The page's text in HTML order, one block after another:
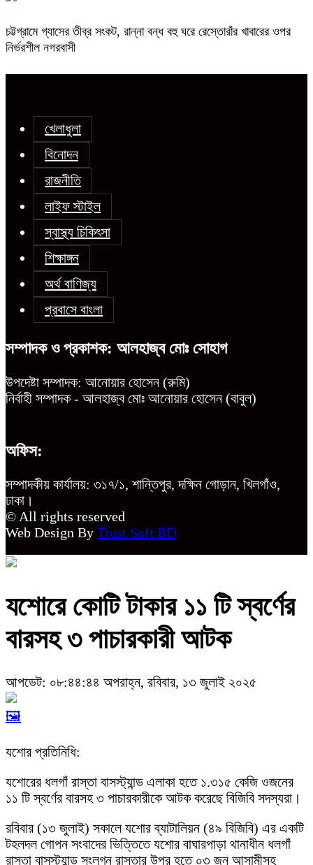
চট্টগ্রামে গ্যাসের তীব্র সংকট, রান্না বন্ধ বহু ঘরে রেস্তোরাঁর খাবারের ওপর
নির্ভরশীল নগরবাসী
খেলাধুলা
বিনোদন
রাজনীতি
লাইফ স্টাইল
স্বাস্থ্য চিকিৎসা
শিক্ষাঙ্গন
অর্থ বাণিজ্য
প্রবাসে বাংলা
সম্পাদক ও প্রকাশক: আলহাজ্ব মোঃ সোহাগ
উপদেষ্টা সম্পাদক: আনোয়ার হোসেন (রুমি)
নির্বাহী সম্পাদক - আলহাজ্ব মোঃ আনোয়ার হোসেন (বাবুল)
অফিস:
সম্পাদকীয় কার্যালয়: ৩১৭/১, শান্তিপুর, দক্ষিন গোড়ান, খিলগাঁও,
ঢাকা।
© All rights reserved
Web Design By Trust Soft BD
যশোরে কোটি টাকার ১১ টি স্বর্ণের
বারসহ ৩ পাচারকারী আটক
আপডেট: ০৮:৪৪:৪৪ অপরাহ্ন, রবিবার, ১৩ জুলাই ২০২৫
🖼️
যশোর প্রতিনিধি:
যশোরের ধলগাঁ রাস্তা বাসস্ট্যান্ড এলাকা হতে ১.৩১৫ কেজি ওজনের
১১ টি স্বর্ণের বারসহ ৩ পাচারকারীকে আটক করেছে বিজিবি সদস্যরা।
রবিবার (১৩ জুলাই) সকালে যশোর ব্যাটালিয়ন (৪৯ বিজিবি) এর একটি
টহলদল গোপন সংবাদের ভিত্তিতে যশোর বাঘারপাড়া থানাধীন ধলগাঁ
রাস্তা বাসস্ট্যান্ড সংলগ্ন রাস্তার উপর হতে ০৩ জন আসামীসহ